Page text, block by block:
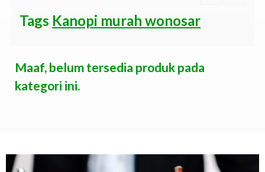
Tags Kanopi murah wonosar
Maaf, belum tersedia produk pada
kategori ini.